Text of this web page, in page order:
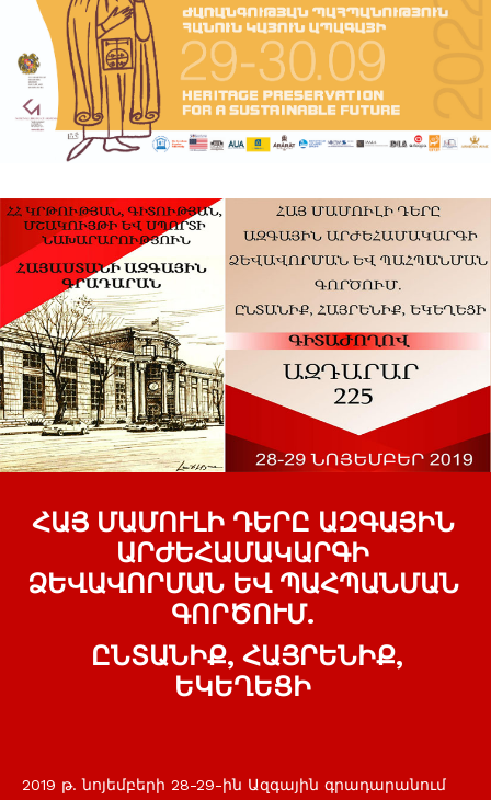
ՀԱՅ ՄԱՄՈՒԼԻ ԴԵՐԸ ԱԶԳԱՅԻՆ
ԱՐԺԵՀԱՄԱԿԱՐԳԻ
ՁԵՎԱՎՈՐՄԱՆ ԵՎ ՊԱՀՊԱՆՄԱՆ
ԳՈՐԾՈՒՄ.
ԸՆՏԱՆԻՔ, ՀԱՅՐԵՆԻՔ,
ԵԿԵՂԵՑԻ
2019 թ. նոյեմբերի 28-29-ին Ազգային գրադարանում